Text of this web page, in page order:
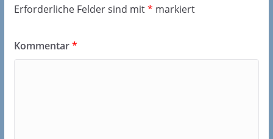
Erforderliche Felder sind mit* markiert
Kommentar*